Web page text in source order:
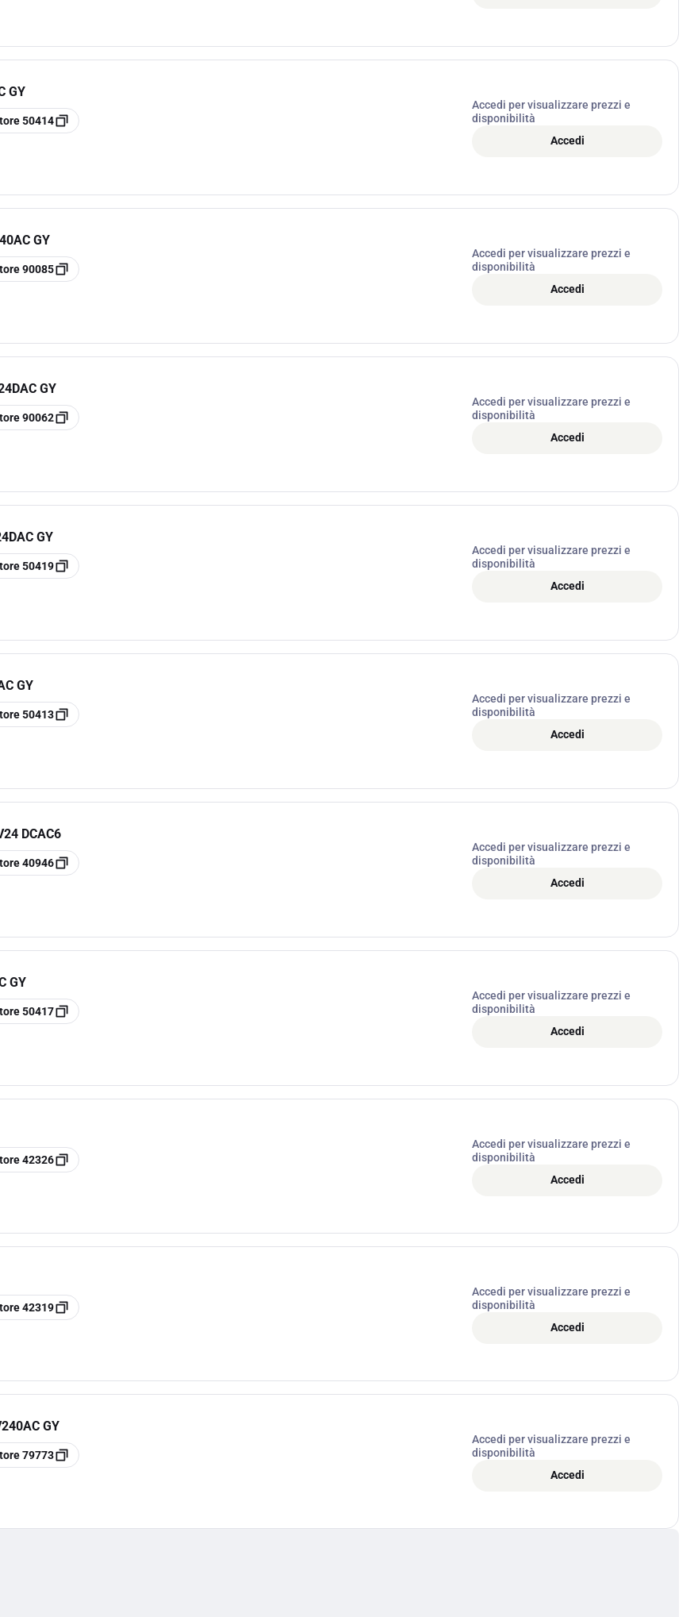
GY
50414
Accedi per visualizzare prezzi e
disponibilità
Accedi
GY
90085
Accedi per visualizzare prezzi e
disponibilità
Accedi
GY
90062
Accedi per visualizzare prezzi e
disponibilità
Accedi
GY
50419
Accedi per visualizzare prezzi e
disponibilità
Accedi
GY
50413
Accedi per visualizzare prezzi e
disponibilità
Accedi
DCAC6
40946
Accedi per visualizzare prezzi e
disponibilità
Accedi
GY
50417
Accedi per visualizzare prezzi e
disponibilità
Accedi
42326
Accedi per visualizzare prezzi e
disponibilità
Accedi
42319
Accedi per visualizzare prezzi e
disponibilità
Accedi
GY
79773
Accedi per visualizzare prezzi e
disponibilità
Accedi